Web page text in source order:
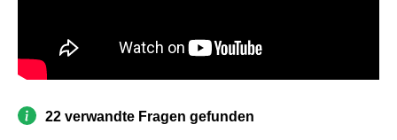
22 verwandte Fragen gefunden